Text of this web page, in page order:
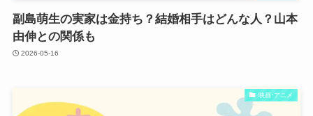
副島萌生の実家は金持ち？結婚相手はどんな人？山本
由伸との関係も
2026-05-16
映画･アニメ